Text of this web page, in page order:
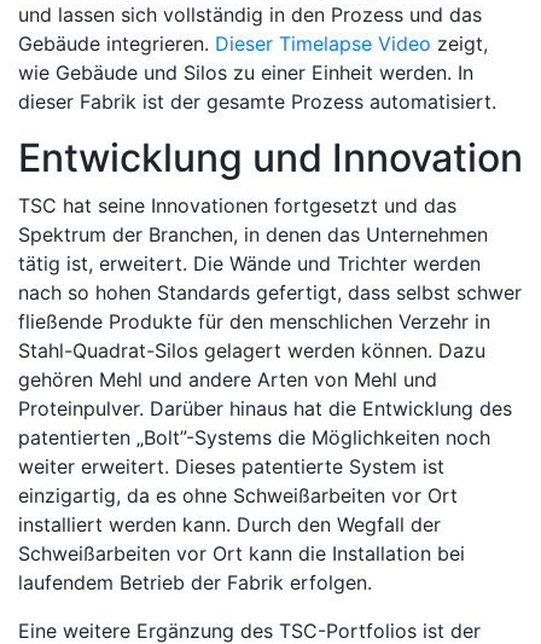
und lassen sich vollständig in den Prozess und das
Gebäude integrieren. Dieser Timelapse Video zeigt,
wie Gebäude und Silos zu einer Einheit werden. In
dieser Fabrik ist der gesamte Prozess automatisiert.
Entwicklung und Innovation
TSC hat seine Innovationen fortgesetzt und das
Spektrum der Branchen, in denen das Unternehmen
tätig ist, erweitert. Die Wände und Trichter werden
nach so hohen Standards gefertigt, dass selbst schwer
fließende Produkte für den menschlichen Verzehr in
Stahl-Quadrat-Silos gelagert werden können. Dazu
gehören Mehl und andere Arten von Mehl und
Proteinpulver. Darüber hinaus hat die Entwicklung des
patentierten „Bolt”-Systems die Möglichkeiten noch
weiter erweitert. Dieses patentierte System ist
einzigartig, da es ohne Schweißarbeiten vor Ort
installiert werden kann. Durch den Wegfall der
Schweißarbeiten vor Ort kann die Installation bei
laufendem Betrieb der Fabrik erfolgen.
Eine weitere Ergänzung des TSC-Portfolios ist der